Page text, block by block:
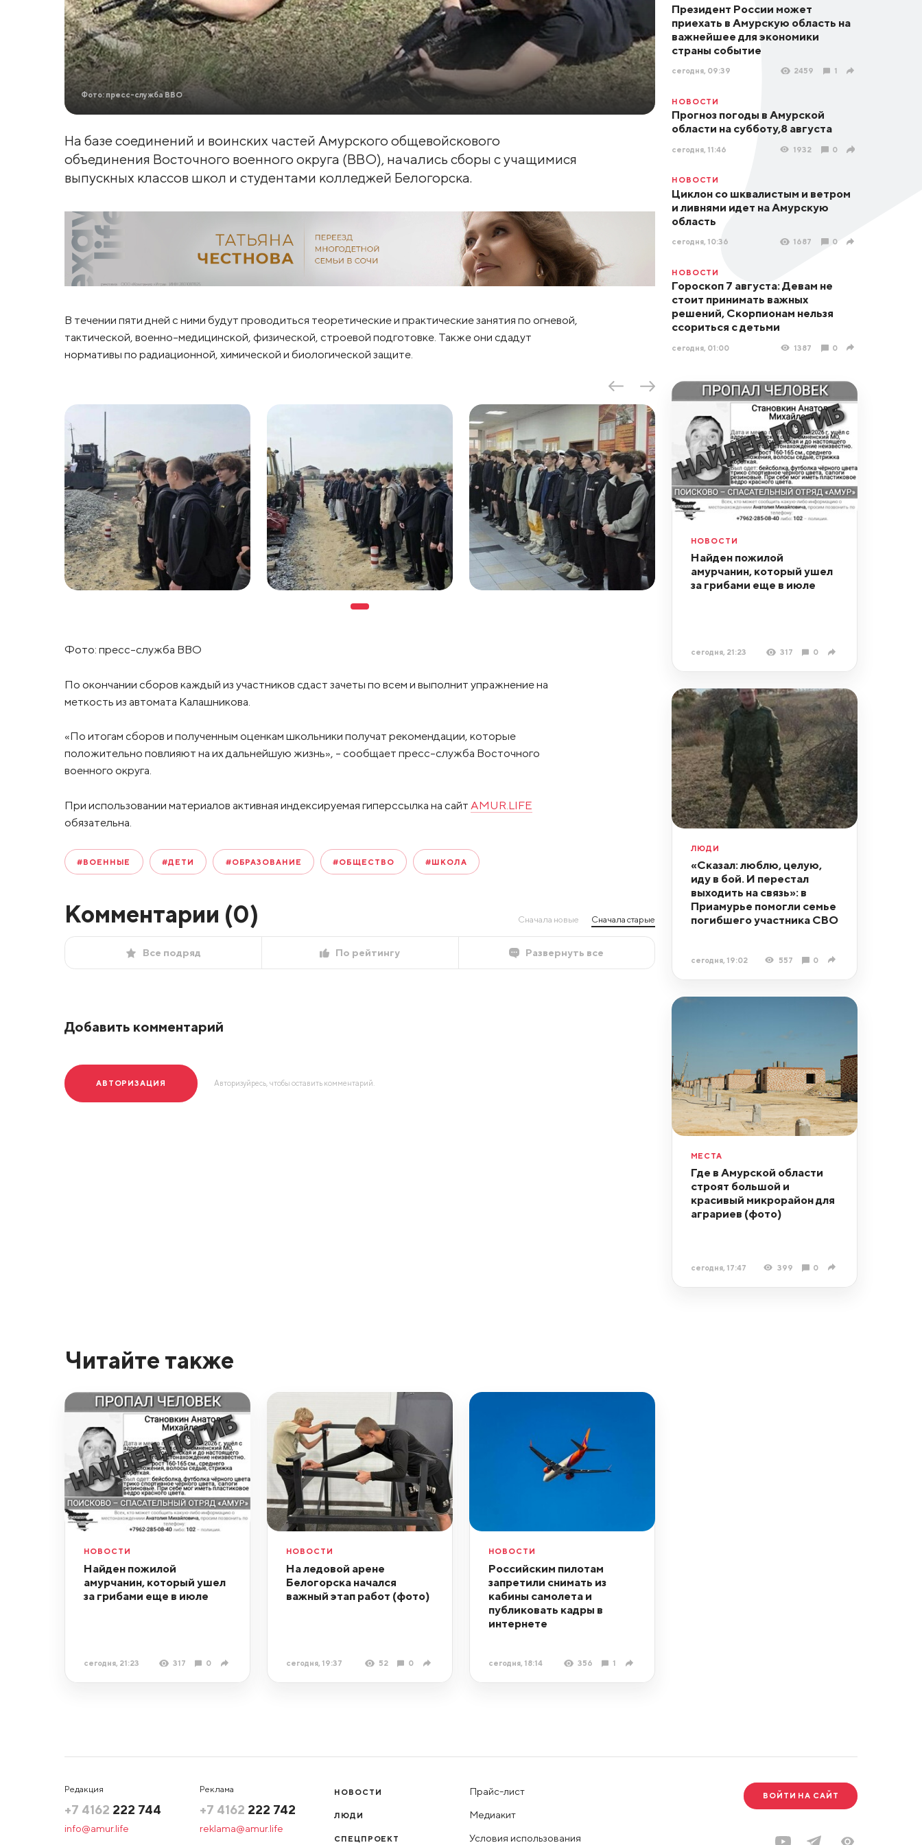
Фото: пресс-служба ВВО
На базе соединений и воинских частей Амурского общевойскового
объединения Восточного военного округа (ВВО), начались сборы с учащимися
выпускных классов школ и студентами колледжей Белогорска.
В течении пяти дней с ними будут проводиться теоретические и практические занятия по огневой,
тактической, военно-медицинской, физической, строевой подготовке. Также они сдадут
нормативы по радиационной, химической и биологической защите.
Фото: пресс-служба ВВО
По окончании сборов каждый из участников сдаст зачеты по всем и выполнит упражнение на
меткость из автомата Калашникова.
«По итогам сборов и полученным оценкам школьники получат рекомендации, которые
положительно повлияют на их дальнейшую жизнь», – сообщает пресс-служба Восточного
военного округа.
При использовании материалов активная индексируемая гиперссылка на сайт AMUR.LIFE
обязательна.
#ВОЕННЫЕ #ДЕТИ #ОБРАЗОВАНИЕ #ОБЩЕСТВО #ШКОЛА
Комментарии (0) Сначала новые Сначала старые
Все подряд По рейтингу Развернуть все
Добавить комментарий
АВТОРИЗАЦИЯ Авторизуйресь, чтобы оставить комментарий.
Президент России может
приехать в Амурскую область на
важнейшее для экономики
страны событие
сегодня, 09:39 2459 1
НОВОСТИ
Прогноз погоды в Амурской
области на субботу,8 августа
сегодня, 11:46 1932 0
НОВОСТИ
Циклон со шквалистым и ветром
и ливнями идет на Амурскую
область
сегодня, 10:36 1687 0
НОВОСТИ
Гороскоп 7 августа: Девам не
стоит принимать важных
решений, Скорпионам нельзя
ссориться с детьми
сегодня, 01:00 1387 0
НОВОСТИ
Найден пожилой
амурчанин, который ушел
за грибами еще в июле
сегодня, 21:23 317 0
ЛЮДИ
«Сказал: люблю, целую,
иду в бой. И перестал
выходить на связь»: в
Приамурье помогли семье
погибшего участника СВО
сегодня, 19:02 557 0
МЕСТА
Где в Амурской области
строят большой и
красивый микрорайон для
аграриев (фото)
сегодня, 17:47 399 0
Читайте также
НОВОСТИ
Найден пожилой
амурчанин, который ушел
за грибами еще в июле
сегодня, 21:23 317 0
НОВОСТИ
На ледовой арене
Белогорска начался
важный этап работ (фото)
сегодня, 19:37 52 0
НОВОСТИ
Российским пилотам
запретили снимать из
кабины самолета и
публиковать кадры в
интернете
сегодня, 18:14 356 1
Редакция
+7 4162 222 744
info@amur.life
Реклама
+7 4162 222 742
reklama@amur.life
НОВОСТИ
ЛЮДИ
СПЕЦПРОЕКТ
Прайс-лист
Медиакит
Условия использования
ВОЙТИ НА САЙТ